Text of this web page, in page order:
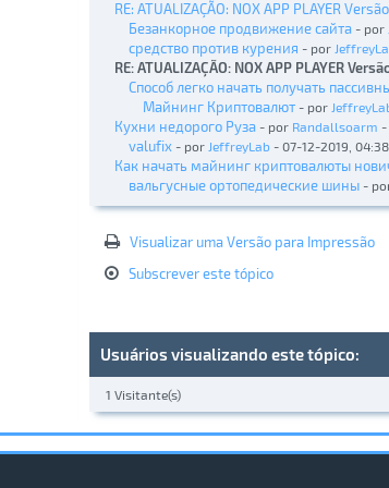
RE: ATUALIZAÇÃO: NOX APP PLAYER
Безанкорное продвижение сайта - por
средство против курения - por
RE: ATUALIZAÇÃO: NOX APP PLAYER
Способ легко начать получать
Майнинг Криптовалют - por
Кухни недорого Руза - por Randallsoarm -
valufix - por JeffreyLab - 07-12-2019,
Как начать майнинг криптовалюты
вальгусные ортопедические шины -
Visualizar uma Versão para Impressão
Subscrever este tópico
Usuários visualizando este tópico:
1 Visitante(s)